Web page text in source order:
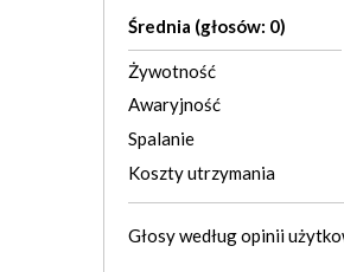
Średnia (głosów: 0)
Żywotność
Awaryjność
Spalanie
Koszty utrzymania
Głosy wedługopinii